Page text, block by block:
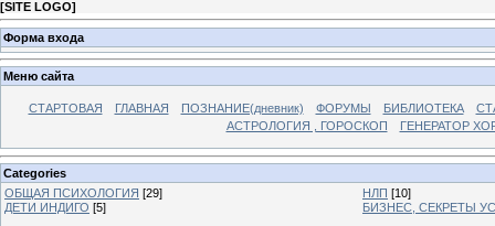
[SITE LOGO]
Форма входа
Меню сайта
СТАРТОВАЯ ГЛАВНАЯ ПОЗНАНИЕ(дневник) ФОРУМЫ БИБЛИОТЕКА
АСТРОЛОГИЯ , ГОРОСКОП
ГЕНЕРАТОР
Categories
ОБЩАЯ ПСИХОЛОГИЯ [29] НЛП [10]
ДЕТИ ИНДИГО [5] БИЗНЕС, СЕКРЕТЫ